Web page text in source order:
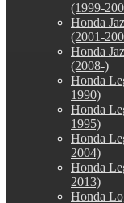
(1999-
Honda
(2001-
Honda
(2008-)
Honda
1990)
Honda
1995)
Honda
2004)
Honda
2013)
Honda